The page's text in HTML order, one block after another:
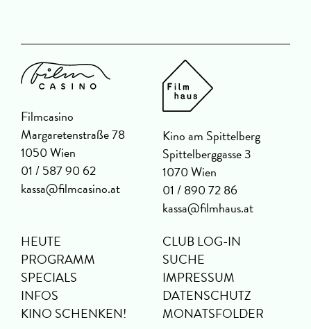
Filmcasino
Margaretenstraße 78
1050 Wien
01 / 587 90 62
kassa@filmcasino.at
Kino am Spittelberg
Spittelberggasse 3
1070 Wien
01 / 890 72 86
kassa@filmhaus.at
HEUTE
PROGRAMM
SPECIALS
INFOS
KINO SCHENKEN!
CLUB LOG-IN
SUCHE
IMPRESSUM
DATENSCHUTZ
MONATSFOLDER